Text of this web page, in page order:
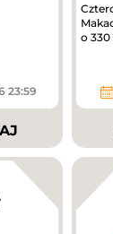
23:59
o 330